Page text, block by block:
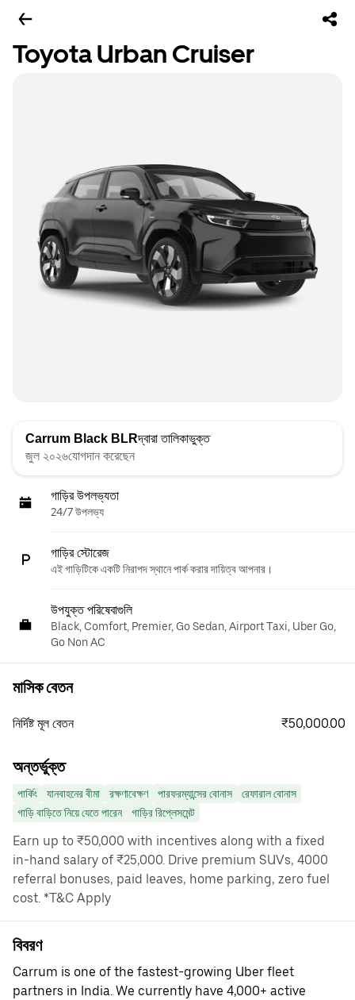
Toyota Urban Cruiser
Carrum Black BLRদ্বারা তালিকাভুক্ত
জুল ২০২৬যোগদান করেছেন
গাড়ির উপলভ্যতা
24/7 উপলভ্য
গাড়ির স্টোরেজ
এই গাড়িটিকে একটি নিরাপদ স্থানে পার্ক করার দায়িত্ব আপনার।
উপযুক্ত পরিষেবাগুলি
Black, Comfort, Premier, Go Sedan, Airport Taxi, Uber Go,
Go Non AC
মাসিক বেতন
নির্দিষ্ট মূল বেতন ₹50,000.00
অন্তর্ভুক্ত
পার্কিং যানবাহনের বীমা রক্ষণাবেক্ষণ পারফরম্যান্সের বোনাস
রেফারাল বোনাস
গাড়ি বাড়িতে নিয়ে যেতে পারেন
গাড়ির রিপ্লেসমেন্ট
Earn up to ₹50,000 with incentives along with a fixed
in-hand salary of ₹25,000. Drive premium SUVs, 4000
referral bonuses, paid leaves, home parking, zero fuel
cost. *T&C Apply
বিবরণ
Carrum is one of the fastest-growing Uber fleet
partners in India. We currently have 4,000+ active